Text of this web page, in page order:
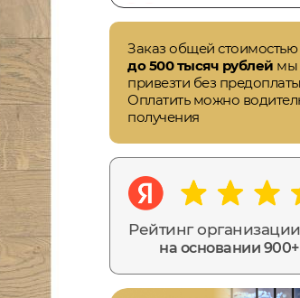
Заказ общей стоимостью
до 500 тысяч рублей мы
привезти без
Оплатить можно
получения
Рейтинг
на основании